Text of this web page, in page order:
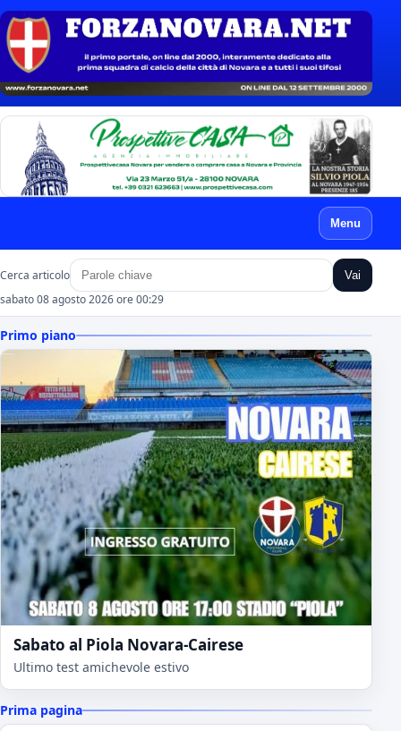
Menu
Cerca articolo Vai
sabato 08 agosto 2026 ore 00:29
Primo piano
Sabato al Piola Novara-Cairese
Ultimo test amichevole estivo
Prima pagina